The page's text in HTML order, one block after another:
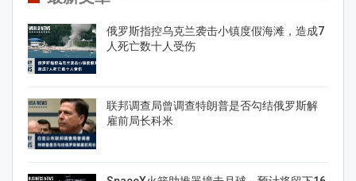
俄罗斯指控乌克兰袭击小镇度假海滩，造成7
人死亡数十人受伤
联邦调查局曾调查特朗普是否勾结俄罗斯解
雇前局长科米